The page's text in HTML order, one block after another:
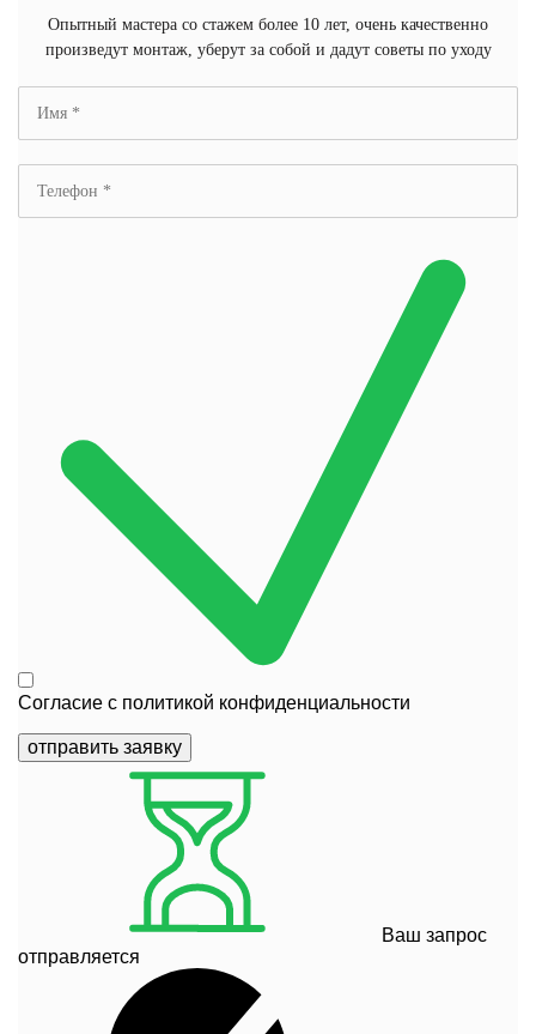
Опытный мастера со стажем более 10 лет, очень качественно
произведут монтаж, уберут за собой и дадут советы по уходу
Согласие с политикой конфиденциальности
отправить заявку
Ваш запрос
отправляется